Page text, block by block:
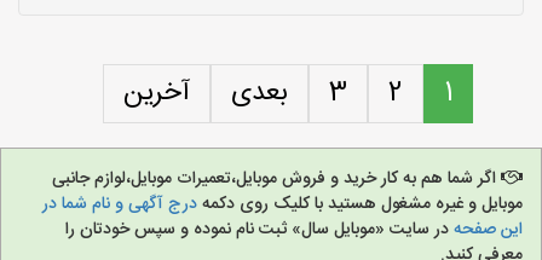
1
2
3 بعدی آخرین
اگر شما هم به کار خرید و فروش موبایل،تعمیرات موبایل،لوازم جانبی
موبایل و غیره مشغول هستید با کلیک روی دکمهدرج آگهی و نام شما در
این صفحهدر سایت «موبایل سال» ثبت نام نموده و سپس خودتان را